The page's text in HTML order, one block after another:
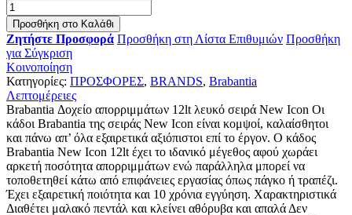
Προσθήκη στο Καλάθι
Ζητήστε Προσφορά Προσθήκη στη Λίστα Επιθυμιών Προσθήκη
για Σύγκριση
Κοινοποίηση
Κατηγορίες: ΠΡΟΣΦΟΡΕΣ, BRANDS, Brabantia
Λεπτομέρειες
Brabantia Δοχείο απορριμμάτων 12lt λευκό σειρά New Icon Οι
κάδοι Brabantia της σειράς New Icon είναι κομψοί, καλαίσθητοι
και πάνω απ’ όλα εξαιρετικά αξιόπιστοι επί το έργον. Ο κάδος
Brabantia New Icon 12lt έχει το ιδανικό μέγεθος αφού χωράει
αρκετή ποσότητα απορριμμάτων ενώ παράλληλα μπορεί να
τοποθετηθεί κάτω από επιφάνειες εργασίας όπως πάγκο ή τραπέζι.
Έχει εξαιρετική ποιότητα και 10 χρόνια εγγύηση. Χαρακτηριστικά
Διαθέτει μαλακό πεντάλ και κλείνει αθόρυβα και απαλά Δεν